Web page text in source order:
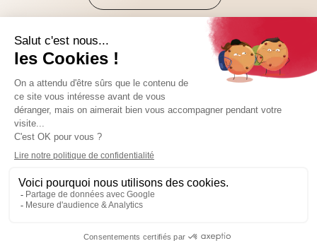
CONTACTEZ-NOUS
Qui sommes-nous
Nos consultations
SUIVEZ-NOUS SUR :
© 2024 Teractem
Mentions légales
Il y a actuellement 3 poste(s) à pourvoir chez